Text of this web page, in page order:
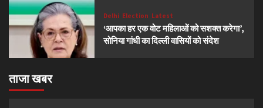
Delhi Election Latest
‘आपका हर एक वोट महिलाओं को सशक्त करेगा’,
सोनिया गांधी का दिल्ली वासियों को संदेश
ताजा खबर